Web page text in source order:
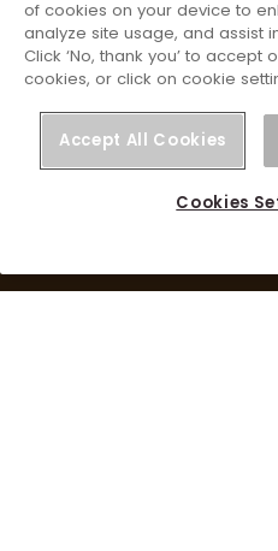
Orkla
Delta Park
2665
of cookies on your device to
analyze site usage, and assist
Click ‘No, thank you’ to accept
cookies, or click on cookie
Accept All Cookies
Cookies